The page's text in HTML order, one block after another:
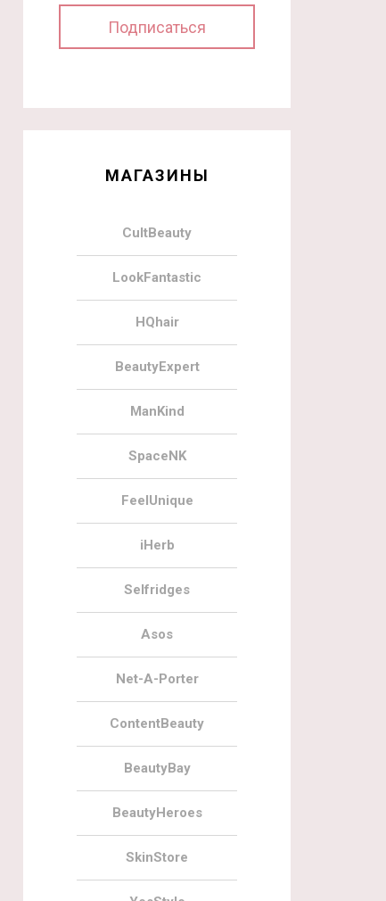
МАГАЗИНЫ
CultBeauty
LookFantastic
HQhair
BeautyExpert
ManKind
SpaceNK
FeelUnique
iHerb
Selfridges
Asos
Net-A-Porter
ContentBeauty
BeautyBay
BeautyHeroes
SkinStore